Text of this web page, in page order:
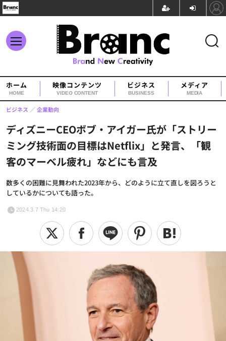
ホーム
HOME
映像コンテンツ
VIDEO CONTENT
ビジネス
BUSINESS
メディア
MEDIA
ディズニーCEOボブ・アイガー氏が「ストリー
ミング技術面の目標はNetflix」と発言、「観
客のマーベル疲れ」などにも言及
数多くの困難に見舞われた2023年から、どのように立て直しを図ろうと
しているかについても語った。
ビジネス 企業動向
2024.3.7 Thu 14:20